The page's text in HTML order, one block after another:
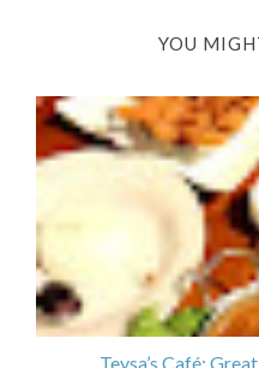
YOU
Teysa’s Café: